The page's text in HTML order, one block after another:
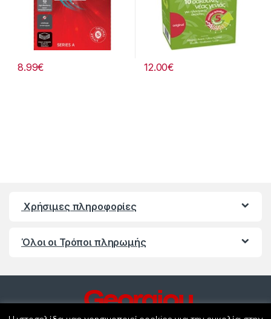
8.99€ 12.00€
Χρήσιμες πληροφορίες
Όλοι οι Τρόποι πληρωμής